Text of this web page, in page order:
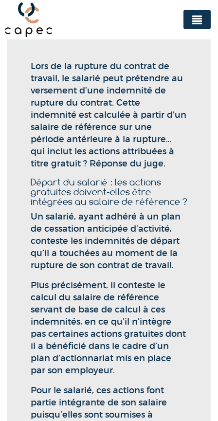
Panneau de gestion des cookies
Lors de la rupture du contrat de
travail, le salarié peut prétendre au
versement d’une indemnité de
rupture du contrat. Cette
indemnité est calculée à partir d’un
salaire de référence sur une
période antérieure à la rupture…
qui inclut les actions attribuées à
titre gratuit ? Réponse du juge.
Départ du salarié : les actions
gratuites doivent-elles être
intégrées au salaire de référence ?
Un salarié, ayant adhéré à un plan
de cessation anticipée d’activité,
conteste les indemnités de départ
qu’il a touchées au moment de la
rupture de son contrat de travail.
Plus précisément, il conteste le
calcul du salaire de référence
servant de base de calcul à ces
indemnités, en ce qu’il n’intègre
pas certaines actions gratuites dont
il a bénéficié dans le cadre d’un
plan d’actionnariat mis en place
par son employeur.
Pour le salarié, ces actions font
partie intégrante de son salaire
puisqu’elles sont soumises à